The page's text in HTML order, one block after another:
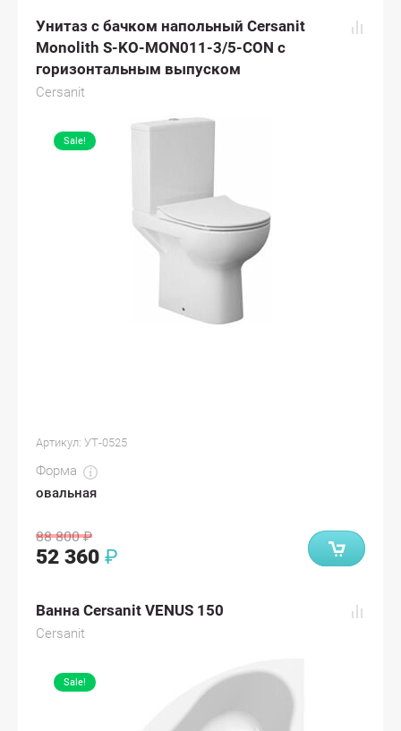
Унитаз с бачком напольный Cersanit
Monolith S-KO-MON011-3/5-CON с
горизонтальным выпуском
Cersanit
Sale!
Артикул: УТ-0525
Форма
овальная
88 800 ₽
52 360 ₽
Ванна Cersanit VENUS 150
Cersanit
Sale!